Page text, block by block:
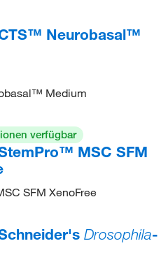
Neurobasal™
Medium
verfügbar
MSC SFM
SFM XenoFree
Drosophila-